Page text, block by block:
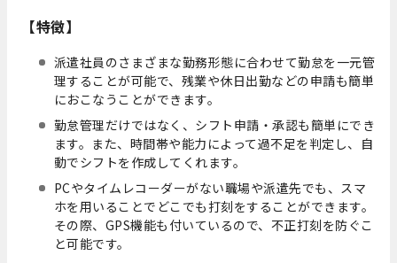
【特徴】
派遣社員のさまざまな勤務形態に合わせて勤怠を一元管
理することが可能で、残業や休日出勤などの申請も簡単
におこなうことができます。
勤怠管理だけではなく、シフト申請・承認も簡単にでき
ます。また、時間帯や能力によって過不足を判定し、自
動でシフトを作成してくれます。
PCやタイムレコーダーがない職場や派遣先でも、スマ
ホを用いることでどこでも打刻をすることができます。
その際、GPS機能も付いているので、不正打刻を防ぐこ
と可能です。